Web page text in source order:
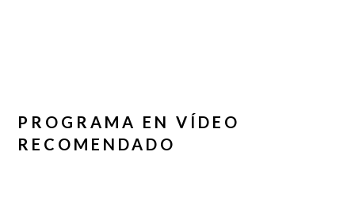
PROGRAMA EN VÍDEO
RECOMENDADO